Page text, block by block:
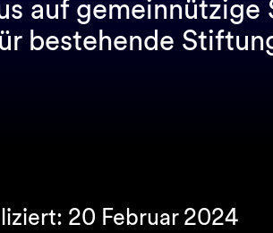
auf
bestehende
20 Februar 2024